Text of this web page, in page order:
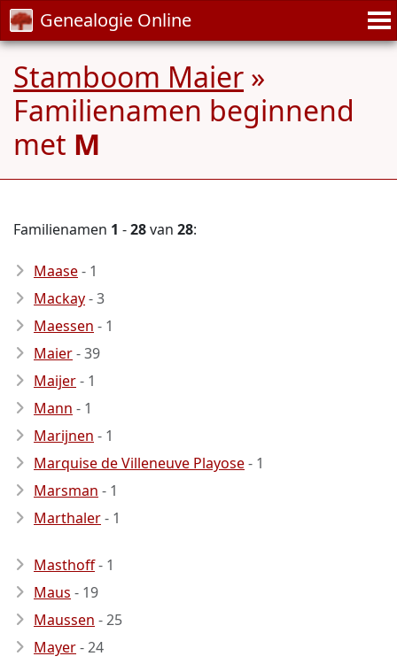
Genealogie Online
Stamboom Maier »
Familienamen beginnend
met M
Familienamen 1 -28van 28:
Maase- 1
Mackay- 3
Maessen - 1
Maier- 39
Maijer- 1
Mann - 1
Marijnen - 1
Marquise de Villeneuve Playose- 1
Marsman - 1
Marthaler- 1
Masthoff- 1
Maus - 19
Maussen - 25
Mayer- 24